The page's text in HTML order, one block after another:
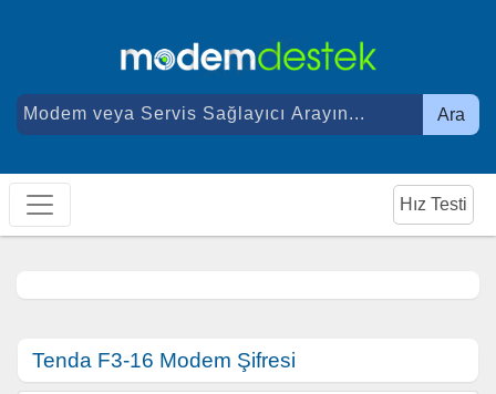
Ara
Hız Testi
Tenda F3-16 Modem Şifresi